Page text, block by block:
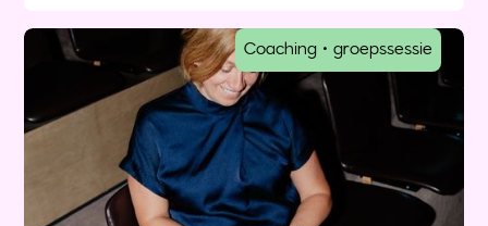
Coaching • groepssessie